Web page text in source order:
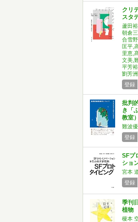
クリ
スタ
蘆田
朝倉
合雪
匡平,
里恵,
文美,
平芳
劉芳洲
登録
批判
き「
教室
難波
登録
SFプ
ショ
宮本
登録
季刊
植物
榎本